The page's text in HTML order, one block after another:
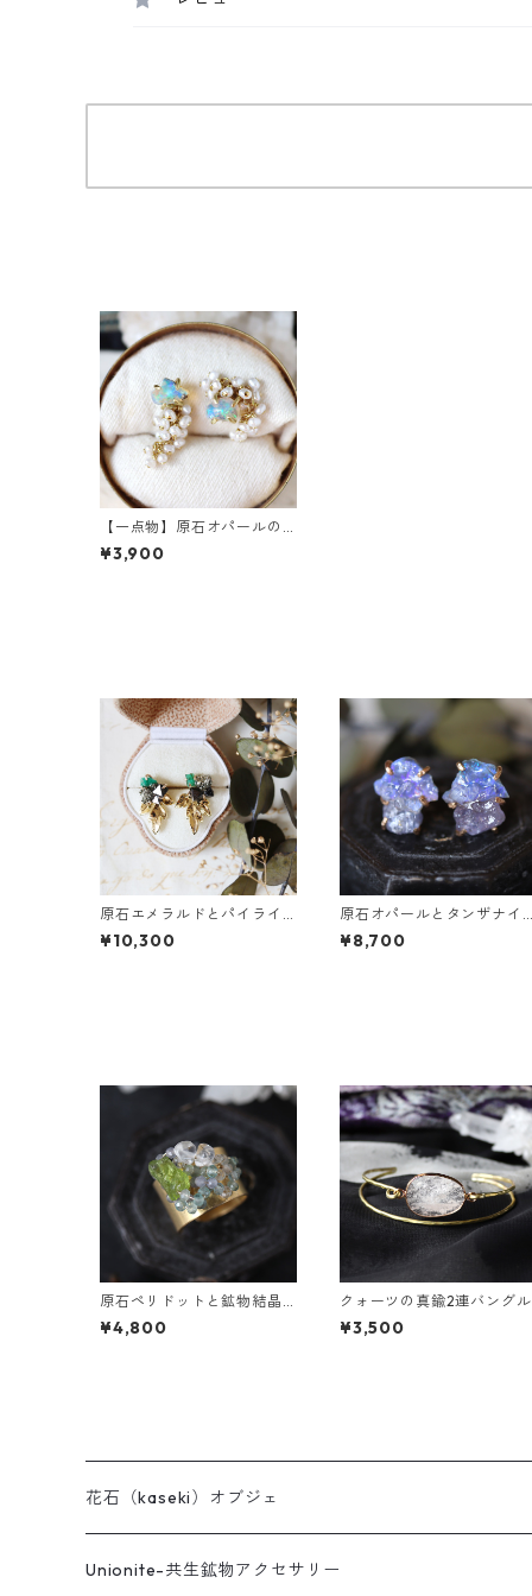
【一点物】原石オパールの
ピアス
¥3,900
原石エメラルドとパイライ
トとクレマチスの葉ピアス
¥10,300
原石オパールとタンザナイ
トのピアス
¥8,700
原石ペリドットと鉱物結晶
の真鍮幅広イヤーカフ
¥4,800
クォーツの真鍮2連バングル
¥3,500
花石（kaseki）オブジェ
Unionite-共生鉱物アクセサリー